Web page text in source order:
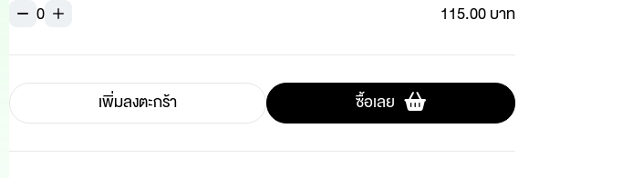
0
115.00 บาท
เพิ่มลงตะกร้า ซื้อเลย